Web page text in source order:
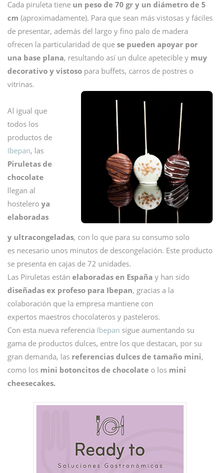
Cada piruleta tiene un peso de 70 gr y un diámetro de 5
cm (aproximadamente). Para que sean más vistosas y fáciles
de presentar, además del largo y fino palo de madera
ofrecen la particularidad de que se pueden apoyar por
una base plana, resultando así un dulce apetecible y muy
decorativo y vistoso para buffets, carros de postres o
vitrinas.
Al igual que
todos los
productos de
Ibepan, las
Piruletas de
chocolate
llegan al
hostelero ya
elaboradas
y ultracongeladas, con lo que para su consumo solo
es necesario unos minutos de descongelación. Este producto
se presenta en cajas de 72 unidades.
Las Piruletas están elaboradas en España y han sido
diseñadas ex profeso para Ibepan, gracias a la
colaboración que la empresa mantiene con
expertos maestros chocolateros y pasteleros.
Con esta nueva referencia Ibepan sigue aumentando su
gama de productos dulces, entre los que destacan, por su
gran demanda, las referencias dulces de tamaño mini,
como los mini botoncitos de chocolate o los mini
cheesecakes.